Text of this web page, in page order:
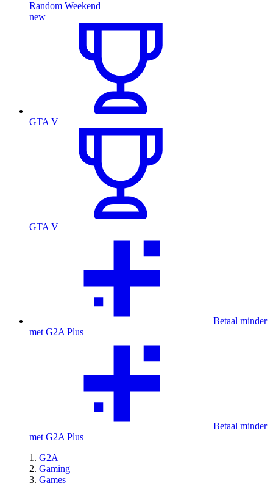
Random Weekend
new
GTA V
GTA V
Betaal minder
met G2A Plus
Betaal minder
met G2A Plus
G2A
Gaming
Games